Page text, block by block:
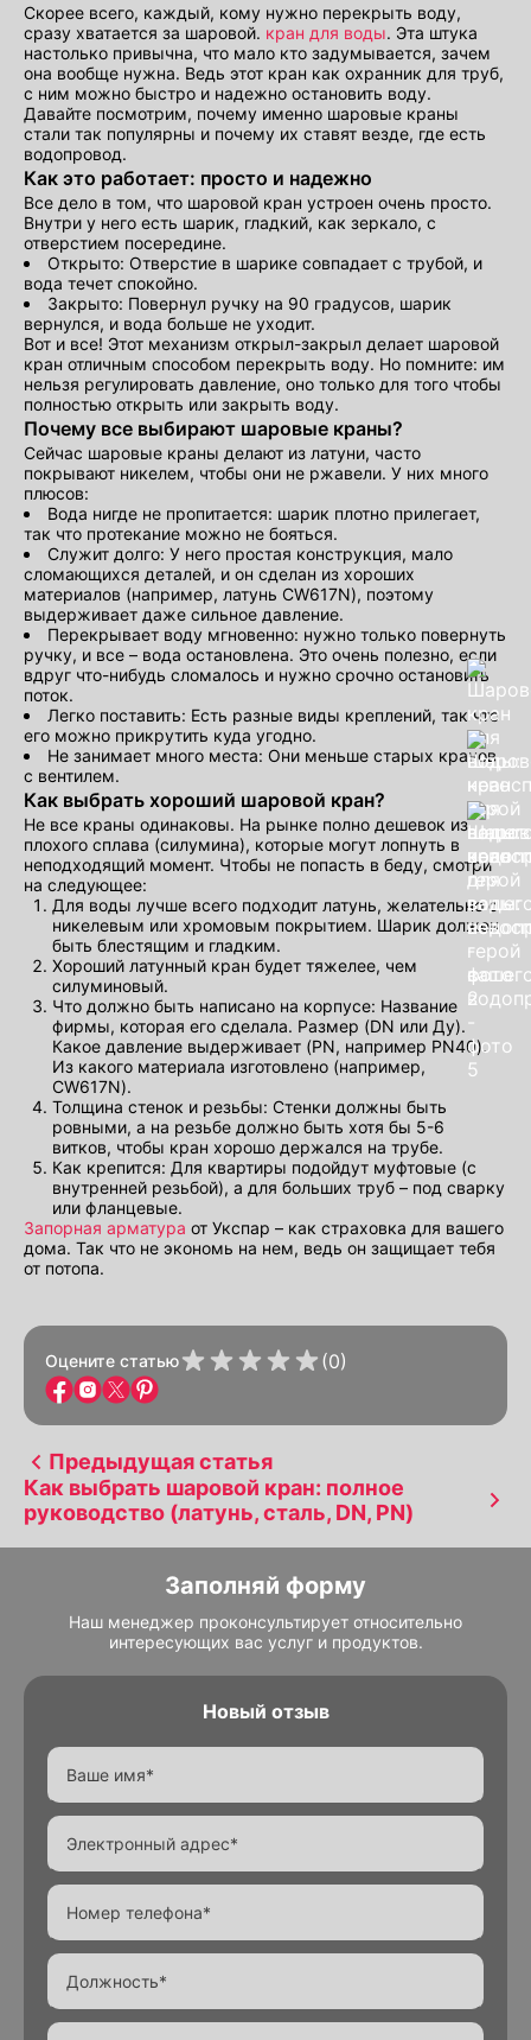
Скорее всего, каждый, кому нужно перекрыть воду,
сразу хватается за шаровой. кран для воды. Эта штука
настолько привычна, что мало кто задумывается, зачем
она вообще нужна. Ведь этот кран как охранник для труб,
с ним можно быстро и надежно остановить воду.
Давайте посмотрим, почему именно шаровые краны
стали так популярны и почему их ставят везде, где есть
водопровод.
Как это работает: просто и надежно
Все дело в том, что шаровой кран устроен очень просто.
Внутри у него есть шарик, гладкий, как зеркало, с
отверстием посередине.
Открыто: Отверстие в шарике совпадает с трубой, и
вода течет спокойно.
Закрыто: Повернул ручку на 90 градусов, шарик
вернулся, и вода больше не уходит.
Вот и все! Этот механизм открыл-закрыл делает шаровой
кран отличным способом перекрыть воду. Но помните: им
нельзя регулировать давление, оно только для того чтобы
полностью открыть или закрыть воду.
Почему все выбирают шаровые краны?
Сейчас шаровые краны делают из латуни, часто
покрывают никелем, чтобы они не ржавели. У них много
плюсов:
Вода нигде не пропитается: шарик плотно прилегает,
так что протекание можно не бояться.
Служит долго: У него простая конструкция, мало
сломающихся деталей, и он сделан из хороших
материалов (например, латунь CW617N), поэтому
выдерживает даже сильное давление.
Перекрывает воду мгновенно: нужно только повернуть
ручку, и все – вода остановлена. Это очень полезно, если
вдруг что-нибудь сломалось и нужно срочно остановить
поток.
Легко поставить: Есть разные виды креплений, так что
его можно прикрутить куда угодно.
Не занимает много места: Они меньше старых кранов
с вентилем.
Как выбрать хороший шаровой кран?
Не все краны одинаковы. На рынке полно дешевок из
плохого сплава (силумина), которые могут лопнуть в
неподходящий момент. Чтобы не попасть в беду, смотри
на следующее:
Для воды лучше всего подходит латунь, желательно с
никелевым или хромовым покрытием. Шарик должен
быть блестящим и гладким.
Хороший латунный кран будет тяжелее, чем
силуминовый.
Что должно быть написано на корпусе: Название
фирмы, которая его сделала. Размер (DN или Ду).
Какое давление выдерживает (PN, например PN40).
Из какого материала изготовлено (например,
CW617N).
Толщина стенок и резьбы: Стенки должны быть
ровными, а на резьбе должно быть хотя бы 5-6
витков, чтобы кран хорошо держался на трубе.
Как крепится: Для квартиры подойдут муфтовые (с
внутренней резьбой), а для больших труб – под сварку
или фланцевые.
Запорная арматура от Укспар – как страховка для вашего
дома. Так что не экономь на нем, ведь он защищает тебя
от потопа.
Оцените статью (0)
Предыдущая статья
Как выбрать шаровой кран: полное
руководство (латунь, сталь, DN, PN)
Заполняй форму
Наш менеджер проконсультирует относительно
интересующих вас услуг и продуктов.
Новый отзыв